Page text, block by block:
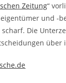
Zeitung“
und -
Die
über